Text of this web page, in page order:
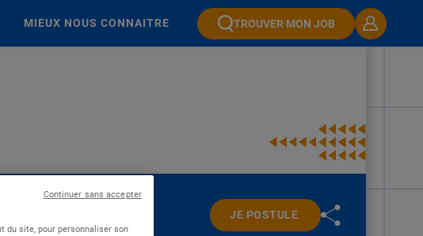
MIEUX NOUS CONNAITRE TROUVER MON JOB
JE POSTULE
du site, pour personnaliser son
Continuer sans accepter